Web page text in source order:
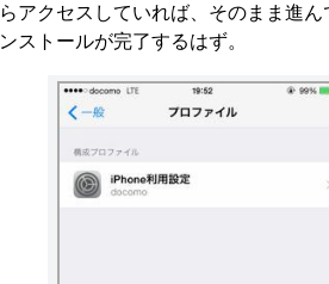
らアクセスしていれば、そのまま進
ンストールが完了するはず。